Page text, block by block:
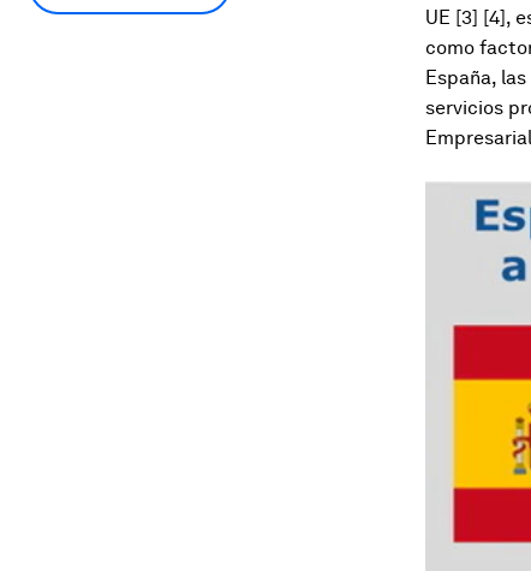
UE [3] [4],
como
España,
servicios